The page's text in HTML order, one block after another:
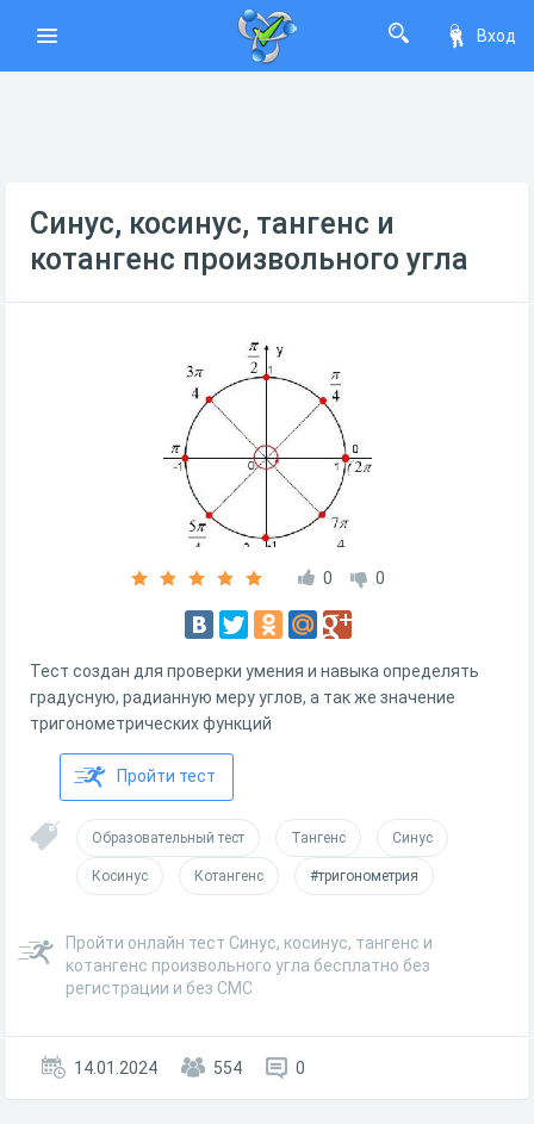
Вход
Синус, косинус, тангенс и
котангенс произвольного угла
0 0
Тест создан для проверки умения и навыка определять
градусную, радианную меру углов, а так же значение
тригонометрических функций
Пройти тест
Образовательный тест Тангенс Синус
Косинус Котангенс #тригонометрия
Пройти онлайн тест Синус, косинус, тангенс и
котангенс произвольного угла бесплатно без
регистрации и без СМС
14.01.2024 554 0